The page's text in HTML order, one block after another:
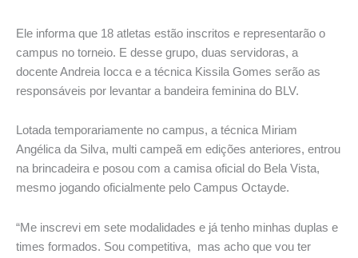
Ele informa que 18 atletas estão inscritos e representarão o
campus no torneio. E desse grupo, duas servidoras, a
docente Andreia Iocca e a técnica Kissila Gomes serão as
responsáveis por levantar a bandeira feminina do BLV.
Lotada temporariamente no campus, a técnica Miriam
Angélica da Silva, multi campeã em edições anteriores, entrou
na brincadeira e posou com a camisa oficial do Bela Vista,
mesmo jogando oficialmente pelo Campus Octayde.
“Me inscrevi em sete modalidades e já tenho minhas duplas e
times formados. Sou competitiva, mas acho que vou ter